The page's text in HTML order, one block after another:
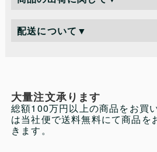
配送について ▼
大量注文承ります
総額100万円以上の商品をお買
は当社便で送料無料にて商品を
きます。